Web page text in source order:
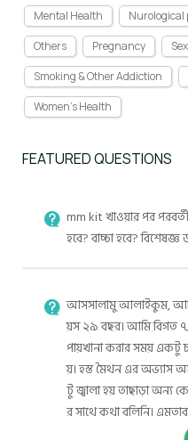
Mental Health
Nurological
Others
Pregnancy
Smoking & Other Addiction
Women's Health
FEATURED QUESTIONS
mm kit খাওয়ার পর
হবে? বাচ্চা হবে? বিশেষজ্ঞ
আসসালামু আলাইকুম,
য়স ২৯ বছর। আমি বিগত
পায়খানা করার সময় একটু
য়। হস্ত মৈথন এর অভ্যাস
টু জ্বালা হয় তাছাড়া অন্য
র সাথে কথা বলিনি।